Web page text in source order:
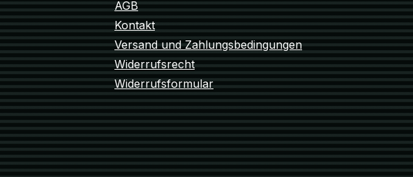
AGB
Kontakt
Versand und Zahlungsbedingungen
Widerrufsrecht
Widerrufsformular